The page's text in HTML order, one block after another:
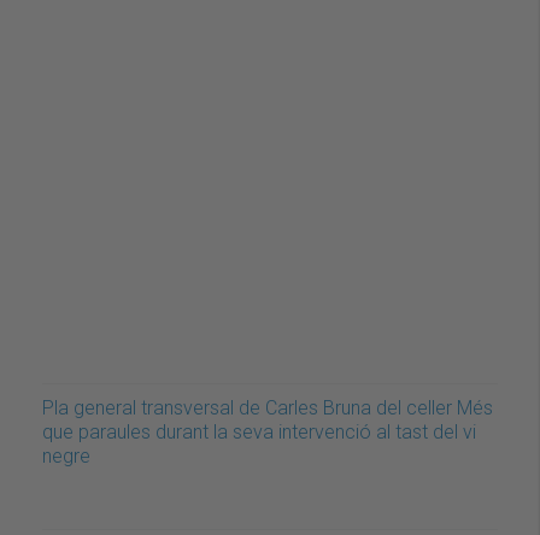
Pla general transversal de Carles Bruna del celler Més
que paraules durant la seva intervenció al tast del vi
negre